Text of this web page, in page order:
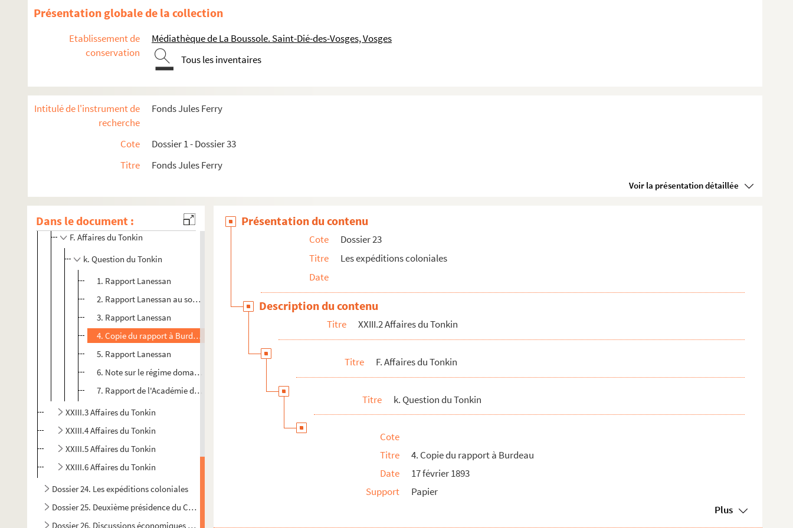
Présentation globale de la collection
Etablissement de
conservation
Médiathèque de La Boussole. Saint-Dié-des-Vosges, Vosges
Tous les inventaires
Intitulé de l'instrument de
recherche
Fonds Jules Ferry
Cote
Dossier 1 - Dossier 33
Titre
Fonds Jules Ferry
Voir la présentation détaillée
Dans le document :
Dossier 14. Second ministère Dufaure et premier ministère Ferry
Dossier 16. Enseignement
Dossier 18. Enseignement
Dossier 19. Enseignement
Dossier 20. Les expéditions coloniales
Dossier 21. Les expéditions coloniales
XXIII.1 Affaires du Tonkin
XXIII.2 Affaires du Tonkin
F. Affaires du Tonkin
k. Question du Tonkin
1. Rapport Lanessan
2. Rapport Lanessan au sous-secrétaire des Colonies
3. Rapport Lanessan
4. Copie du rapport à Burdeau
5. Rapport Lanessan
6. Note sur le régime domanial
7. Rapport de l'Académie des Sciences
XXIII.3 Affaires du Tonkin
XXIII.4 Affaires du Tonkin
XXIII.5 Affaires du Tonkin
XXIII.6 Affaires du Tonkin
Dossier 24. Les expéditions coloniales
Dossier 25. Deuxième présidence du Conseil / Discours sur la politique intérieure / Discussions budgétaires
Dossier 26. Discussions économiques / Discours divers / La révision / Le budget de 1885 / Réforme de l'Armée / M...
Présentation du contenu
Cote
Dossier 23
Titre
Les expéditions coloniales
Date
Description du contenu
Titre XXIII.2 Affaires du Tonkin
Titre F. Affaires du Tonkin
Titre k. Question du Tonkin
Cote
Titre
4. Copie du rapport à Burdeau
Date
17 février 1893
Support
Papier
Plus